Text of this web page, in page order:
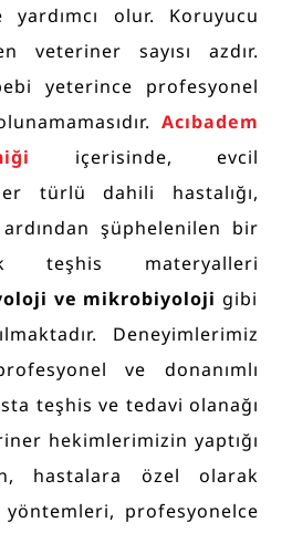
olur. Koruyucu
veteriner sayısı azdır.
yeterince profesyonel
Acıbadem
içerisinde, evcil
türlü dahili hastalığı,
şüphelenilen bir
teşhis materyalleri
ve mikrobiyoloji gibi
Deneyimlerimiz
ve donanımlı
teşhis ve tedavi olanağı
hekimlerimizin yaptığı
hastalara özel olarak
yöntemleri, profesyonelce